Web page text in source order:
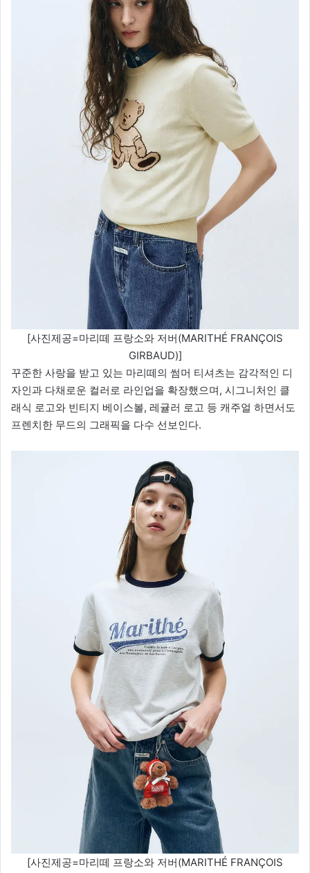
[사진제공=마리떼 프랑소와 저버(MARITHÉ FRANÇOIS
GIRBAUD)]
꾸준한 사랑을 받고 있는 마리떼의 썸머 티셔츠는 감각적인 디
자인과 다채로운 컬러로 라인업을 확장했으며, 시그니처인 클
래식 로고와 빈티지 베이스볼, 레귤러 로고 등 캐주얼 하면서도
프렌치한 무드의 그래픽을 다수 선보인다.
[사진제공=마리떼 프랑소와 저버(MARITHÉ FRANÇOIS